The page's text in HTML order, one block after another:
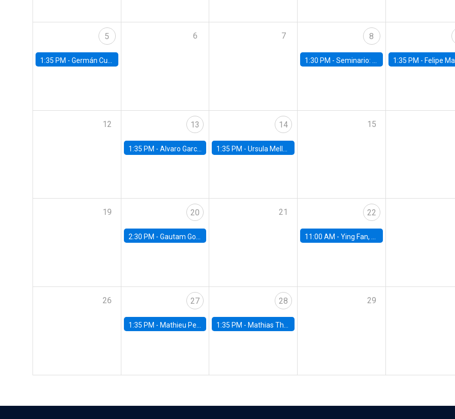
5
1:35 PM - Germán Cubas, University of Houston
6 7 8
1:30 PM -Seminario: “Recuperando la humanidad para progresar en la era de la IA» 1:35 PM - Felipe Martínez, alumno Doctorado en
12 13
1:35 PM - Alvaro Garcia-Marin, Universidad de Los Andes
14
1:35 PM -Ursula Mello, Insper - Institute of Education and Research
15
19 20
2:30 PM - Gautam Gowrisankaran, Columbia University
21 22
11:00 AM -Ying Fan, University of Michigan
26 27
1:35 PM - Mathieu Pedemonte, IDB
28
1:35 PM - Mathias Thoenig, University of Lausanne
29